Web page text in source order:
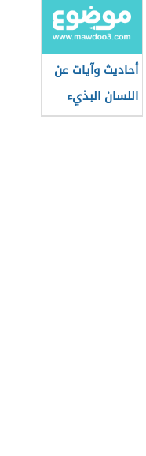
أحاديث وآيات عن
اللسان البذيء